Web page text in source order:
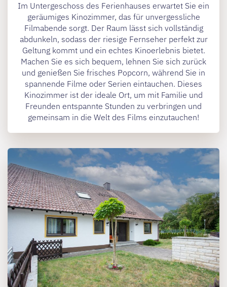
Im Untergeschoss des Ferienhauses erwartet Sie ein
geräumiges Kinozimmer, das für unvergessliche
Filmabende sorgt. Der Raum lässt sich vollständig
abdunkeln, sodass der riesige Fernseher perfekt zur
Geltung kommt und ein echtes Kinoerlebnis bietet.
Machen Sie es sich bequem, lehnen Sie sich zurück
und genießen Sie frisches Popcorn, während Sie in
spannende Filme oder Serien eintauchen. Dieses
Kinozimmer ist der ideale Ort, um mit Familie und
Freunden entspannte Stunden zu verbringen und
gemeinsam in die Welt des Films einzutauchen!